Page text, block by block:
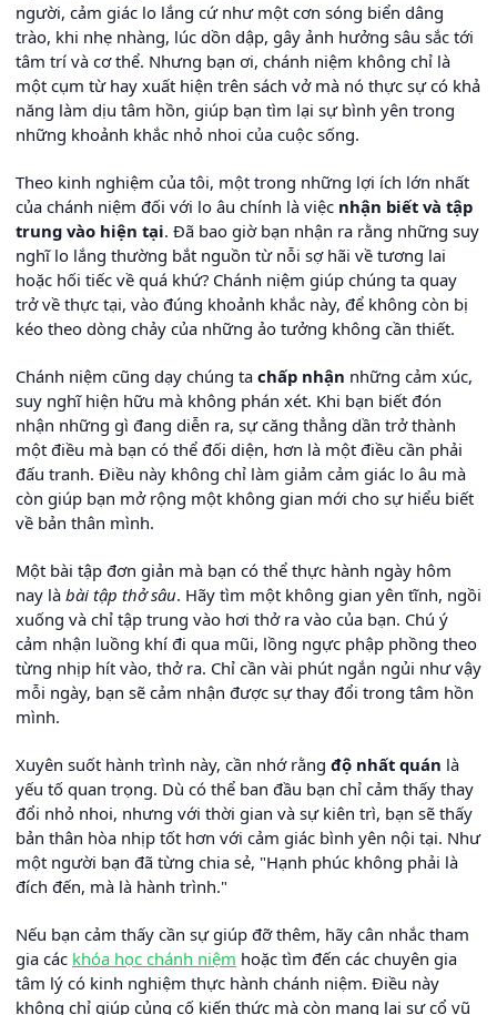
người, cảm giác lo lắng cứ như một cơn sóng biển dâng
trào, khi nhẹ nhàng, lúc dồn dập, gây ảnh hưởng sâu sắc tới
tâm trí và cơ thể. Nhưng bạn ơi, chánh niệm không chỉ là
một cụm từ hay xuất hiện trên sách vở mà nó thực sự có khả
năng làm dịu tâm hồn, giúp bạn tìm lại sự bình yên trong
những khoảnh khắc nhỏ nhoi của cuộc sống.
Theo kinh nghiệm của tôi, một trong những lợi ích lớn nhất
của chánh niệm đối với lo âu chính là việc nhận biết và tập
trung vào hiện tại. Đã bao giờ bạn nhận ra rằng những suy
nghĩ lo lắng thường bắt nguồn từ nỗi sợ hãi về tương lai
hoặc hối tiếc về quá khứ? Chánh niệm giúp chúng ta quay
trở về thực tại, vào đúng khoảnh khắc này, để không còn bị
kéo theo dòng chảy của những ảo tưởng không cần thiết.
Chánh niệm cũng dạy chúng ta chấp nhận những cảm xúc,
suy nghĩ hiện hữu mà không phán xét. Khi bạn biết đón
nhận những gì đang diễn ra, sự căng thẳng dần trở thành
một điều mà bạn có thể đối diện, hơn là một điều cần phải
đấu tranh. Điều này không chỉ làm giảm cảm giác lo âu mà
còn giúp bạn mở rộng một không gian mới cho sự hiểu biết
về bản thân mình.
Một bài tập đơn giản mà bạn có thể thực hành ngày hôm
nay là bài tập thở sâu. Hãy tìm một không gian yên tĩnh, ngồi
xuống và chỉ tập trung vào hơi thở ra vào của bạn. Chú ý
cảm nhận luồng khí đi qua mũi, lồng ngực phập phồng theo
từng nhịp hít vào, thở ra. Chỉ cần vài phút ngắn ngủi như vậy
mỗi ngày, bạn sẽ cảm nhận được sự thay đổi trong tâm hồn
mình.
Xuyên suốt hành trình này, cần nhớ rằng độ nhất quán là
yếu tố quan trọng. Dù có thể ban đầu bạn chỉ cảm thấy thay
đổi nhỏ nhoi, nhưng với thời gian và sự kiên trì, bạn sẽ thấy
bản thân hòa nhịp tốt hơn với cảm giác bình yên nội tại. Như
một người bạn đã từng chia sẻ, "Hạnh phúc không phải là
đích đến, mà là hành trình."
Nếu bạn cảm thấy cần sự giúp đỡ thêm, hãy cân nhắc tham
gia các khóa học chánh niệm hoặc tìm đến các chuyên gia
tâm lý có kinh nghiệm thực hành chánh niệm. Điều này
không chỉ giúp củng cố kiến thức mà còn mang lại sự cổ vũ